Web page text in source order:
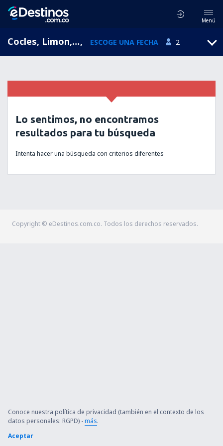
Menú
Cocles, Limon, Costa Rica, ESCOGE UNA FECHA 2
Lo sentimos, no encontramos
resultados para tu búsqueda
Intenta hacer una búsqueda con criterios diferentes
Copyright © eDestinos.com.co. Todos los derechos reservados.
Conoce nuestra política de privacidad (también en el contexto de los
datos personales: RGPD) -más.
Aceptar